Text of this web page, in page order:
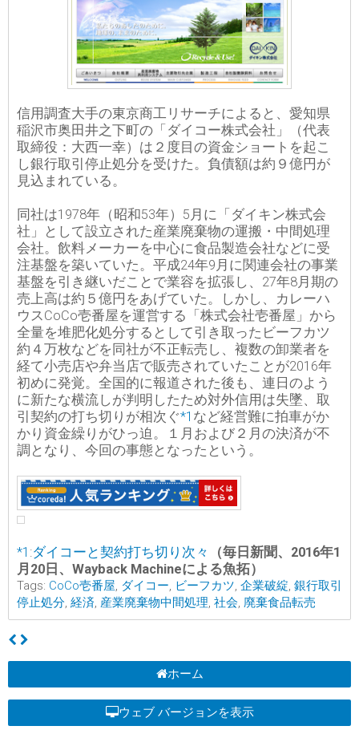
信用調査大手の東京商工リサーチによると、愛知県
稲沢市奥田井之下町の「ダイコー株式会社」（代表
取締役：大西一幸）は２度目の資金ショートを起こ
し銀行取引停止処分を受けた。負債額は約９億円が
見込まれている。
同社は1978年（昭和53年）5月に「ダイキン株式会
社」として設立された産業廃棄物の運搬・中間処理
会社。飲料メーカーを中心に食品製造会社などに受
注基盤を築いていた。平成24年9月に関連会社の事業
基盤を引き継いだことで業容を拡張し、27年8月期の
売上高は約５億円をあげていた。しかし、カレーハ
ウスCoCo壱番屋を運営する「株式会社壱番屋」から
全量を堆肥化処分するとして引き取ったビーフカツ
約４万枚などを同社が不正転売し、複数の卸業者を
経て小売店や弁当店で販売されていたことが2016年
初めに発覚。全国的に報道された後も、連日のよう
に新たな横流しが判明したため対外信用は失墜、取
引契約の打ち切りが相次ぐ*1 など経営難に拍車がか
かり資金繰りがひっ迫。１月および２月の決済が不
調となり、今回の事態となったという。
*1 :ダイコーと契約打ち切り次々
（毎日新聞、2016年1
月20日、Wayback Machineによる魚拓）
Tags: CoCo壱番屋, ダイコー, ビーフカツ, 企業破綻, 銀行取引
停止処分, 経済, 産業廃棄物中間処理, 社会, 廃棄食品転売
ホーム
ウェブ バージョンを表示